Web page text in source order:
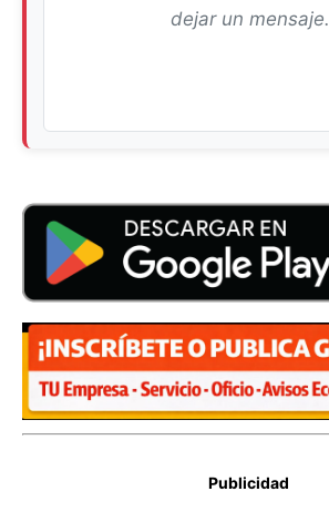
dejar un mensaje.
Publicidad